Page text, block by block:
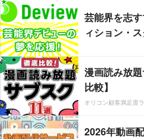
芸能界を志
ィション・
漫画読み放
比較】
オリコン顧客満足度
2026年動画